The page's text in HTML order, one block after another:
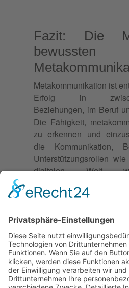
Fazit: Die
bewussten
Metakommunikation ist
Erfolg in
Beziehungen, im Beruf
Die Fähigkeit,
zu erkennen und
die Kommunikation,
Unterstützungsrollen
digitalen Welt
diejenigen, die
sein. Die Entwicklung
Fähigkeiten ist daher
bereichernd als auch
unserer vernetzten Welt.